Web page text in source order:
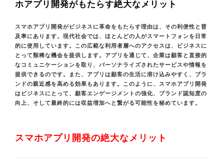
ホアプリ開発がもたらす絶大なメリット
スマホアプリ開発がビジネスに革命をもたらす理由は、その利便性と普
及率にあります。現代社会では、ほとんどの人がスマートフォンを日常
的に使用しています。この広範な利用者層へのアクセスは、ビジネスに
とって類稀な機会を提供します。アプリを通じて、企業は顧客と直接的
なコミュニケーションを取り、パーソナライズされたサービスや情報を
提供できるのです。また、アプリは顧客の生活に溶け込みやすく、ブラ
ンドの親近感を高める効果もあります。このように、スマホアプリ開発
はビジネスにとって、顧客エンゲージメントの強化、ブランド認知度の
向上、そして最終的には収益増加へと繋がる可能性を秘めています。
スマホアプリ開発の絶大なメリット